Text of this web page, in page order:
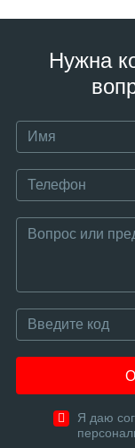
Нужна
Я даю